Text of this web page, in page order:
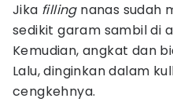
Jika fillingnanas sudah
sedikit garam sambil di
Kemudian, angkat dan
Lalu, dinginkan dalam
cengkehnya.